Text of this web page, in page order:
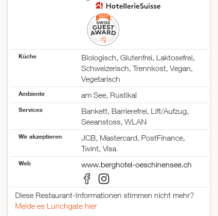
11:00–17:30
11:00–17:30
Küche
Biologisch, Glutenfrei, Laktosefrei,
Schweizerisch, Trennkost, Vegan,
Vegetarisch
Ambiente am See, Rustikal
Services
Bankett, Barrierefrei, Lift/Aufzug,
Seeanstoss, WLAN
Wir akzeptieren
JCB, Mastercard, PostFinance,
Twint, Visa
Web www.berghotel-oeschinensee.ch
Diese Restaurant-Informationen stimmen nicht mehr?
Melde es Lunchgate hier